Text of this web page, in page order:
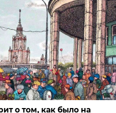
о том, как было на